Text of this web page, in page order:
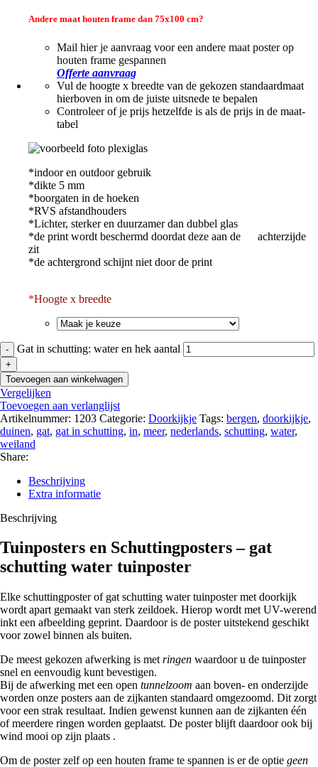
Andere maat houten frame dan 75x100 cm?
Mail hier je aanvraag voor een andere maat poster op
houten frame gespannen
Offerte aanvraag
Vul de hoogte x breedte van de gekozen standaardmaat
hierboven in om de juiste uitsnede te bepalen
Controleer of je prijs hetzelfde is als de prijs in de maat-
tabel
*indoor en outdoor gebruik
*dikte 5 mm
*boorgaten in de hoeken
*RVS afstandhouders
*Lichter, sterker en duurzamer dan dubbel glas
*de print wordt beschermd doordat deze aan de achterzijde
zit
*de achtergrond schijnt niet door de print
*Hoogte x breedte
Gat in schutting: water en hek aantal
Toevoegen aan winkelwagen
Vergelijken
Toevoegen aan verlanglijst
Artikelnummer: 1203 Categorie: Doorkijkje Tags: bergen, doorkijkje,
duinen, gat, gat in schutting, in, meer, nederlands, schutting, water,
weiland
Share:
Beschrijving
Extra informatie
Beschrijving
Tuinposters en Schuttingposters – gat
schutting water tuinposter
Elke schuttingposter of gat schutting water tuinposter met doorkijk
wordt apart gemaakt van sterk zeildoek. Hierop wordt met UV-werend
inkt een afbeelding geprint. Daardoor is de poster uitstekend geschikt
voor zowel binnen als buiten.
De meest gekozen afwerking is met ringen waardoor u de tuinposter
snel en eenvoudig kunt bevestigen.
Bij de afwerking met een open tunnelzoom aan boven- en onderzijde
worden onze posters aan de zijkanten standaard omgezoomd. Dit zorgt
voor een strak resultaat. Indien gewenst kunnen aan de zijkanten één
of meerdere ringen worden geplaatst. De poster blijft daardoor ook bij
wind mooi op zijn plaats .
Om de poster zelf op een houten frame te spannen is er de optie geen